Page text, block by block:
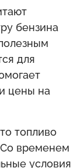
бензина
для
цены на
топливо
временем
условия